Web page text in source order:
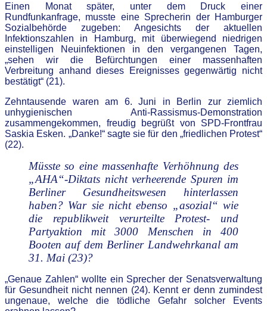
Einen Monat später, unter dem Druck einer
Rundfunkanfrage, musste eine Sprecherin der Hamburger
Sozialbehörde zugeben: Angesichts der aktuellen
Infektionszahlen in Hamburg, mit überwiegend niedrigen
einstelligen Neuinfektionen in den vergangenen Tagen,
„sehen wir die Befürchtungen einer massenhaften
Verbreitung anhand dieses Ereignisses gegenwärtig nicht
bestätigt“ (21).
Zehntausende waren am 6. Juni in Berlin zur ziemlich
unhygienischen Anti-Rassismus-Demonstration
zusammengekommen, freudig begrüßt von SPD-Frontfrau
Saskia Esken. „Danke!“ sagte sie für den „friedlichen Protest“
(22).
Müsste so eine massenhafte Verhöhnung des
„AHA“-Diktats nicht verheerende Spuren im
Berliner Gesundheitswesen hinterlassen
haben? War sie nicht ebenso „asozial“ wie
die republikweit verurteilte Protest- und
Partyaktion mit 3000 Menschen in 400
Booten auf dem Berliner Landwehrkanal am
31. Mai (23)?
„Genaue Zahlen“ wollte ein Sprecher der Senatsverwaltung
für Gesundheit nicht nennen (24). Kennt er denn zumindest
ungenaue, welche die tödliche Gefahr solcher Events